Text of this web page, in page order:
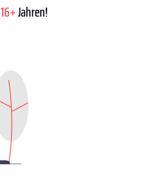
16+Jahren!